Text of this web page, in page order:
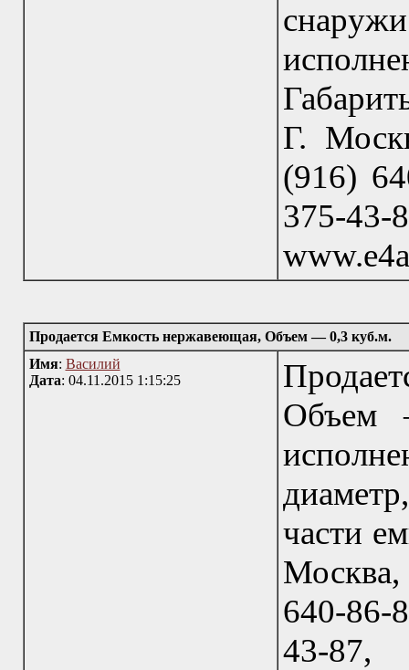
Г.
(916)
375-
Продается Емкость нержавеющая, Объем — 0,3 куб.м.
Имя: Василий
Дата: 04.11.2015 1:15:25
Объем
части
Москва,
640-86-
43-